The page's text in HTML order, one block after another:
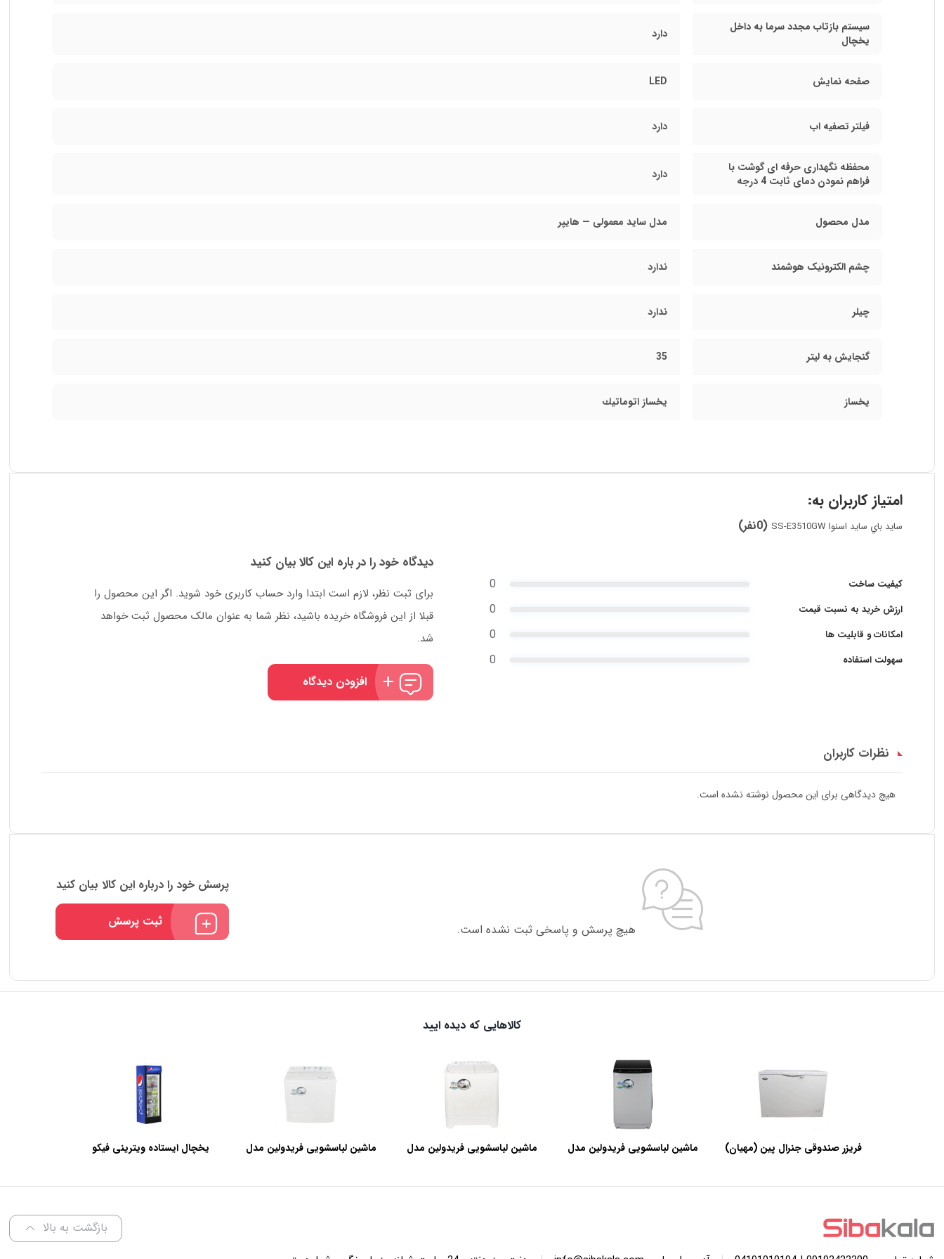
سیستم بازتاب مجدد سرما به داخل
یخچال
دارد
صفحه نمایش LED
فیلتر تصفیه اب دارد
محفظه نگهداری حرفه ای گوشت با
فراهم نمودن دمای ثابت 4 درجه
دارد
مدل محصول مدل ساید معمولی — هایپر
چشم الکترونیک هوشمند ندارد
چیلر ندارد
گنجايش به ليتر 35
یخساز يخساز اتوماتيك
امتیاز کاربران به:
سايد باي سايد اسنوا SS-E3510GW (0نفر)
کیفیت ساخت 0
ارزش خرید به نسبت قیمت 0
امکانات و قابلیت ها 0
سهولت استفاده 0
دیدگاه خود را در باره این کالا بیان کنید
برای ثبت نظر، لازم است ابتدا وارد حساب کاربری خود شوید. اگر این محصول را
قبلا از این فروشگاه خریده باشید، نظر شما به عنوان مالک محصول ثبت خواهد
شد.
افزودن دیدگاه
نظرات کاربران
هیچ دیدگاهی برای این محصول نوشته نشده است.
هیچ پرسش و پاسخی ثبت نشده است.
پرسش خود را درباره این کالا بیان کنید
ثبت پرسش
کالاهایی که دیده ایید
فریزر صندوقی جنرال پین (مهیان)
ماشین لباسشویی فریدولین مدل
ماشین لباسشویی فریدولین مدل
ماشین لباسشویی فریدولین مدل
یخچال ایستاده ویترینی فیکو
بازگشت به بالا